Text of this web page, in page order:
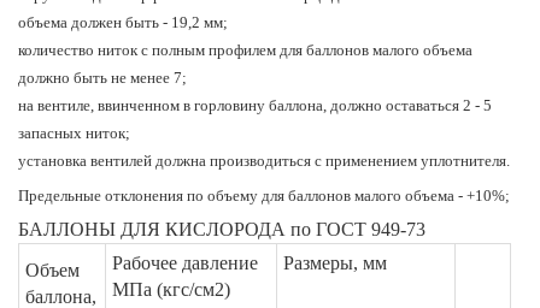
объема должен быть - 19,2 мм;
количество ниток с полным профилем для баллонов малого объема
должно быть не менее 7;
на вентиле, ввинченном в горловину баллона, должно оставаться 2 - 5
запасных ниток;
установка вентилей должна производиться с применением уплотнителя.
Предельные отклонения по объему для баллонов малого объема - +10%;
БАЛЛОНЫ ДЛЯ КИСЛОРОДА по ГОСТ 949-73
Объем
баллона,
Рабочее давление
МПа (кгс/см2)
Размеры, мм